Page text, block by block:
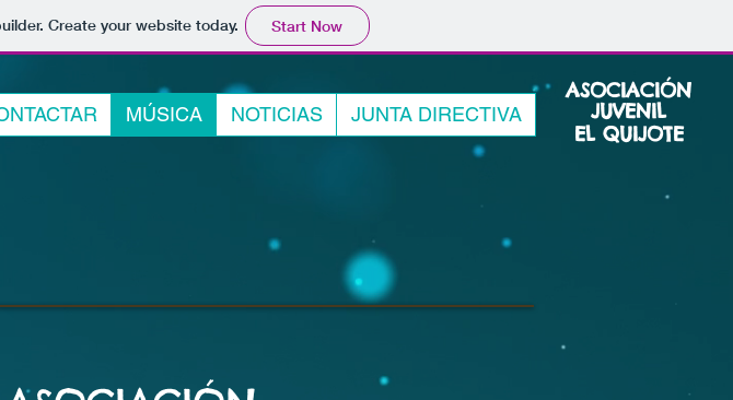
Create your website today. Start Now
MÚSICA NOTICIAS JUNTA DIRECTIVA
ASOCIACIÓN
JUVENIL
EL QUIJOTE